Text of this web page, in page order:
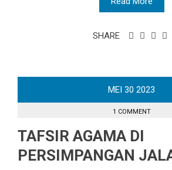
SHARE
MEI 30 2023
1 COMMENT
TAFSIR AGAMA DI
PERSIMPANGAN